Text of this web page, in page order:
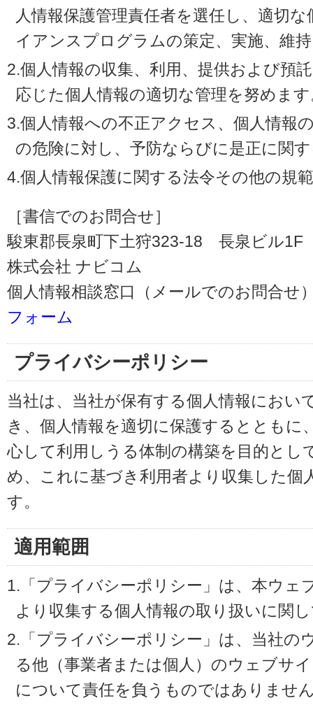
人情報保護管理責任者を選任し、適切
イアンスプログラムの策定、実施、維
2.個人情報の収集、利用、提供および預
応じた個人情報の適切な管理を努めま
3.個人情報への不正アクセス、個人情報
の危険に対し、予防ならびに是正に関
4.個人情報保護に関する法令その他の規
［書信でのお問合せ］
駿東郡長泉町下土狩323-18 長泉ビル1F
株式会社 ナビコム
個人情報相談窓口（メールでのお問合せ
フォーム
プライバシーポリシー
当社は、当社が保有する個人情報におい
き、個人情報を適切に保護するとともに
心して利用しうる体制の構築を目的とし
め、これに基づき利用者より収集した個
す。
適用範囲
1.「プライバシーポリシー」は、本ウェ
より収集する個人情報の取り扱いに関
2.「プライバシーポリシー」は、当社の
る他（事業者または個人）のウェブサ
について責任を負うものではありませ